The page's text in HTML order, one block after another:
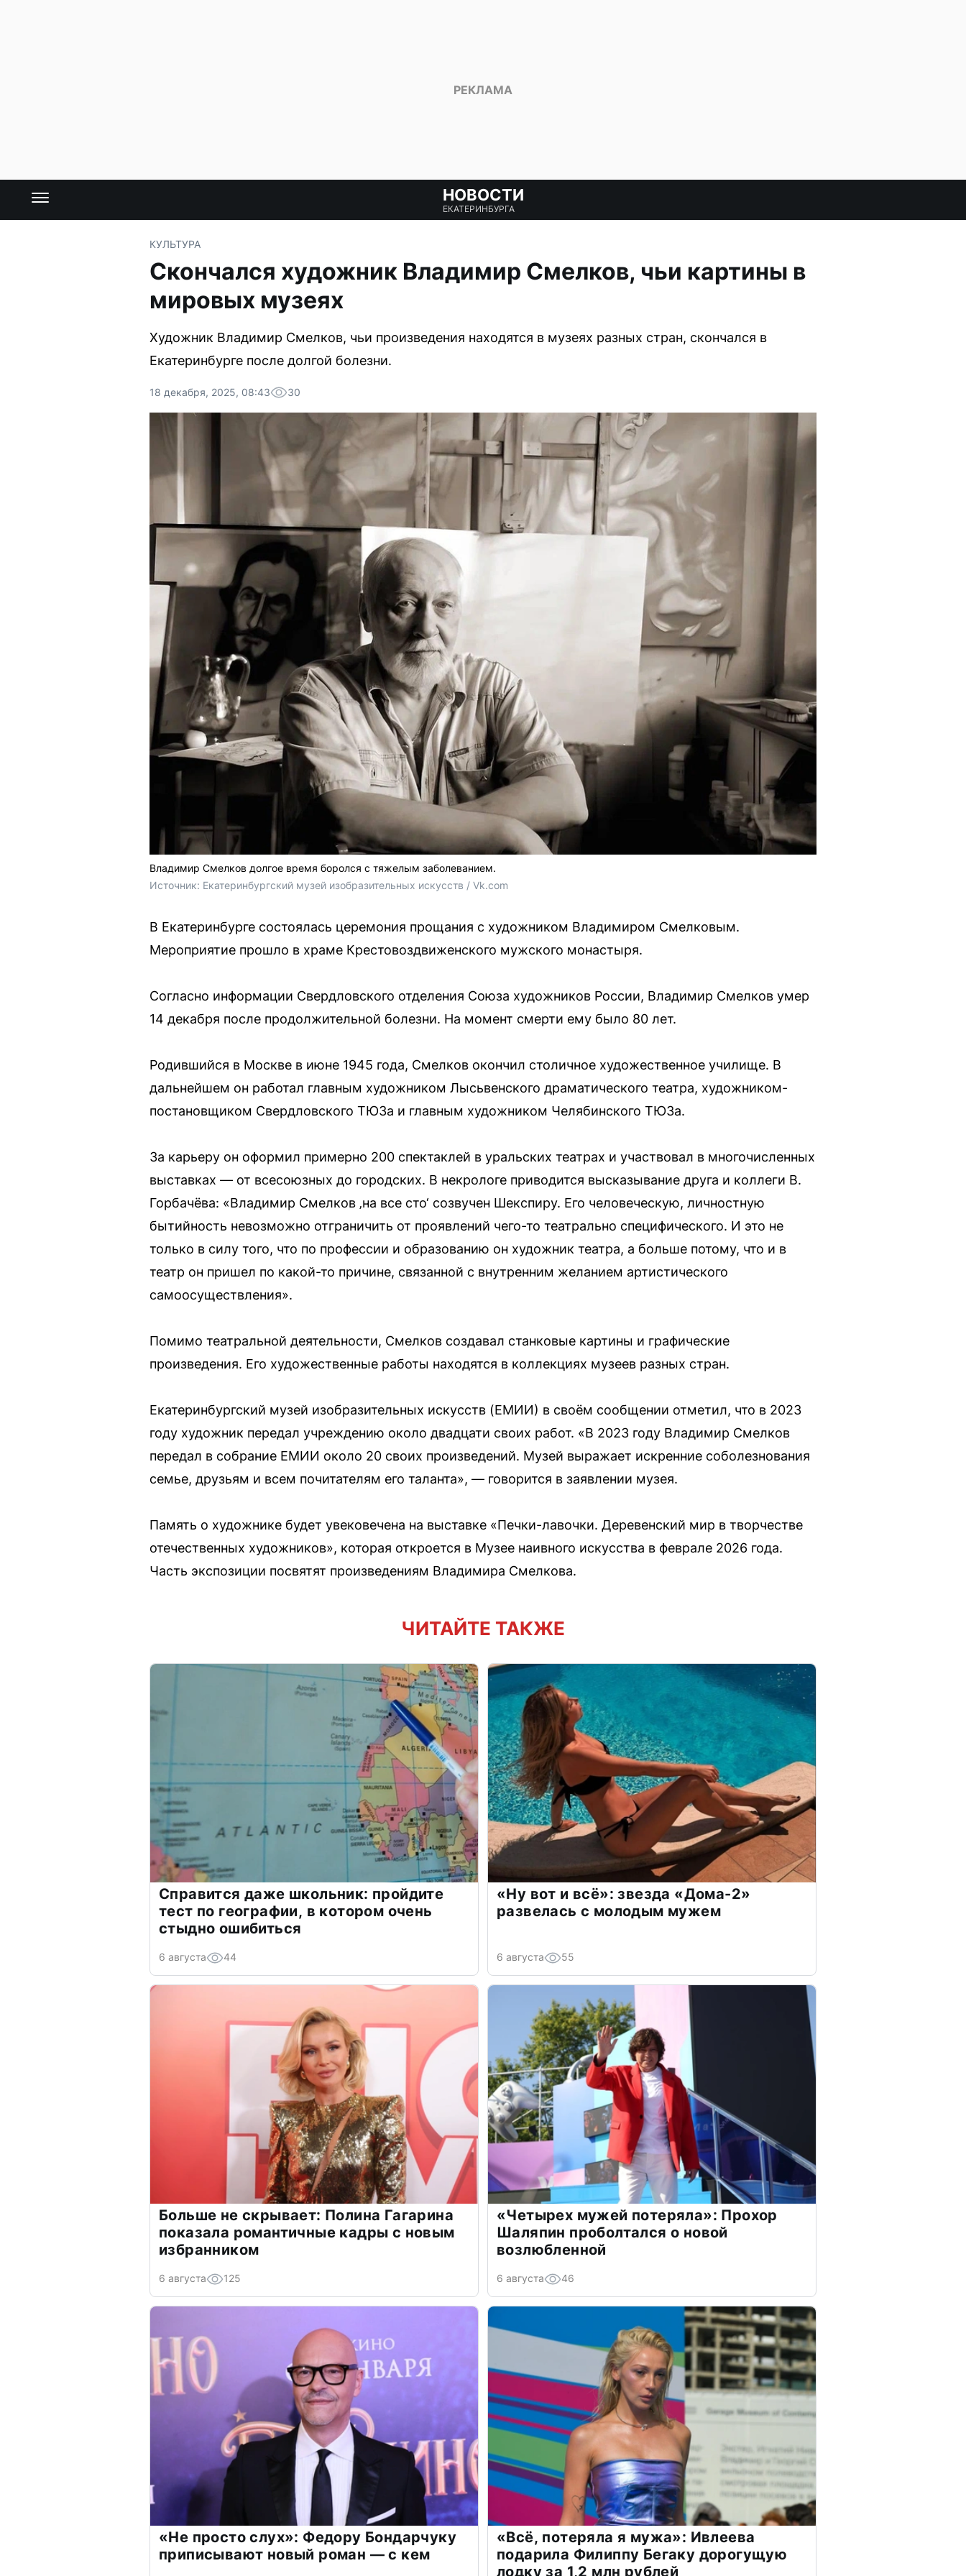
НОВОСТИ
ЕКАТЕРИНБУРГА
КУЛЬТУРА
Скончался художник Владимир Смелков, чьи картины в
мировых музеях
Художник Владимир Смелков, чьи произведения находятся в музеях разных стран, скончался в
Екатеринбурге после долгой болезни.
18 декабря, 2025, 08:43 30
Владимир Смелков долгое время боролся с тяжелым заболеванием.
Источник: Екатеринбургский музей изобразительных искусств / Vk.com
В Екатеринбурге состоялась церемония прощания с художником Владимиром Смелковым.
Мероприятие прошло в храме Крестовоздвиженского мужского монастыря.
Согласно информации Свердловского отделения Союза художников России, Владимир Смелков умер
14 декабря после продолжительной болезни. На момент смерти ему было 80 лет.
Родившийся в Москве в июне 1945 года, Смелков окончил столичное художественное училище. В
дальнейшем он работал главным художником Лысьвенского драматического театра, художником-
постановщиком Свердловского ТЮЗа и главным художником Челябинского ТЮЗа.
За карьеру он оформил примерно 200 спектаклей в уральских театрах и участвовал в многочисленных
выставках — от всесоюзных до городских. В некрологе приводится высказывание друга и коллеги В.
Горбачёва: «Владимир Смелков ‚на все сто‘ созвучен Шекспиру. Его человеческую, личностную
бытийность невозможно отграничить от проявлений чего-то театрально специфического. И это не
только в силу того, что по профессии и образованию он художник театра, а больше потому, что и в
театр он пришел по какой-то причине, связанной с внутренним желанием артистического
самоосуществления».
Помимо театральной деятельности, Смелков создавал станковые картины и графические
произведения. Его художественные работы находятся в коллекциях музеев разных стран.
Екатеринбургский музей изобразительных искусств (ЕМИИ) в своём сообщении отметил, что в 2023
году художник передал учреждению около двадцати своих работ. «В 2023 году Владимир Смелков
передал в собрание ЕМИИ около 20 своих произведений. Музей выражает искренние соболезнования
семье, друзьям и всем почитателям его таланта», — говорится в заявлении музея.
Память о художнике будет увековечена на выставке «Печки-лавочки. Деревенский мир в творчестве
отечественных художников», которая откроется в Музее наивного искусства в феврале 2026 года.
Часть экспозиции посвятят произведениям Владимира Смелкова.
ЧИТАЙТЕ ТАКЖЕ
Справится даже школьник: пройдите
тест по географии, в котором очень
стыдно ошибиться
6 августа 44
«Ну вот и всё»: звезда «Дома-2»
развелась с молодым мужем
6 августа 55
Больше не скрывает: Полина Гагарина
показала романтичные кадры с новым
избранником
6 августа 125
«Четырех мужей потеряла»: Прохор
Шаляпин проболтался о новой
возлюбленной
6 августа 46
«Не просто слух»: Федору Бондарчуку
приписывают новый роман — с кем
«Всё, потеряла я мужа»: Ивлеева
подарила Филиппу Бегаку дорогущую
лодку за 1,2 млн рублей